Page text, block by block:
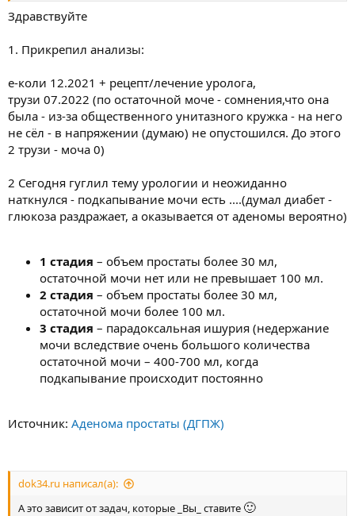
Здравствуйте
1. Прикрепил анализы:
е-коли 12.2021 + рецепт/лечение уролога,
трузи 07.2022 (по остаточной моче - сомнения,что она
была - из-за общественного унитазного кружка - на него
не сёл - в напряжении (думаю) не опустошился. До этого
2 трузи - моча 0)
2 Сегодня гуглил тему урологии и неожиданно
наткнулся - подкапывание мочи есть ....(думал диабет -
глюкоза раздражает, а оказывается от аденомы вероятно)
1 стадия – объем простаты более 30 мл,
остаточной мочи нет или не превышает 100 мл.
2 стадия – объем простаты более 30 мл,
остаточной мочи более 100 мл.
3 стадия – парадоксальная ишурия (недержание
мочи вследствие очень большого количества
остаточной мочи – 400-700 мл, когда
подкапывание происходит постоянно
Источник: Аденома простаты (ДГПЖ)
dok34.ru написал(а):
А это зависит от задач, которые _Вы_ ставите 🙂